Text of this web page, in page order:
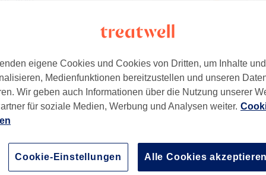
ab 30 €
ab 10 €
Oberlippe +
49 €
eigene Cookies und Cookies von Dritten, um Inhalte
Medienfunktionen bereitzustellen und unseren
Wir geben auch Informationen über die Nutzung unserer
für soziale Medien, Werbung und Analysen weiter.
Cookie-Einstellungen Alle Cookies akzeptieren